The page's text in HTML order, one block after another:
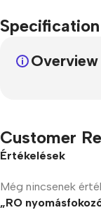
Specification
Overview
Customer
Értékelések
Még nincsenek
„RO